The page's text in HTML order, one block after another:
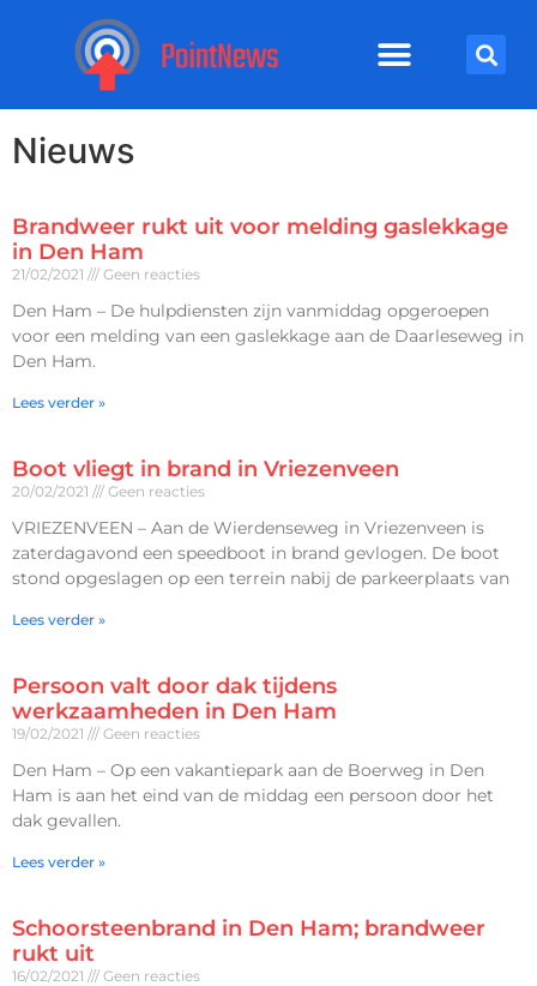
Nieuws
Brandweer rukt uit voor melding gaslekkage
in Den Ham
21/02/2021 Geen reacties
Den Ham – De hulpdiensten zijn vanmiddag opgeroepen
voor een melding van een gaslekkage aan de Daarleseweg in
Den Ham.
Lees verder »
Boot vliegt in brand in Vriezenveen
20/02/2021 Geen reacties
VRIEZENVEEN – Aan de Wierdenseweg in Vriezenveen is
zaterdagavond een speedboot in brand gevlogen. De boot
stond opgeslagen op een terrein nabij de parkeerplaats van
Lees verder »
Persoon valt door dak tijdens
werkzaamheden in Den Ham
19/02/2021 Geen reacties
Den Ham – Op een vakantiepark aan de Boerweg in Den
Ham is aan het eind van de middag een persoon door het
dak gevallen.
Lees verder »
Schoorsteenbrand in Den Ham; brandweer
rukt uit
16/02/2021 Geen reacties